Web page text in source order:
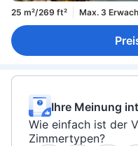
25 m²/269 ft² Max. 3
Ihre Meinung
Wie einfach ist der
Zimmertypen?